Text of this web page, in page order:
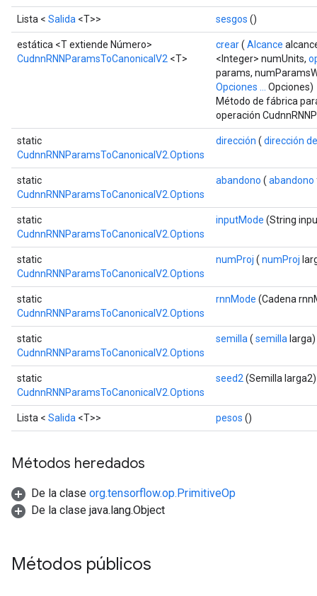
Lista < Salida <T>> sesgos ()
estática <T extiende Número>
CudnnRNNParamsToCanonicalV2 <T>
crear( Alcance
<Integer> numUnits,
params,
Opciones ...
Opciones)
Método de fábrica
operación
static
CudnnRNNParamsToCanonicalV2.Options
dirección ( dirección
static
CudnnRNNParamsToCanonicalV2.Options
abandono ( abandono
static
CudnnRNNParamsToCanonicalV2.Options
inputMode (String
static
CudnnRNNParamsToCanonicalV2.Options
numProj ( numProj
static
CudnnRNNParamsToCanonicalV2.Options
rnnMode (Cadena
static
CudnnRNNParamsToCanonicalV2.Options
semilla ( semilla larga)
static
CudnnRNNParamsToCanonicalV2.Options
seed2 (Semilla larga2)
Lista < Salida <T>> pesos ()
Métodos heredados
De la clase org.tensorflow.op.PrimitiveOp
De la clase java.lang.Object
Métodos públicos